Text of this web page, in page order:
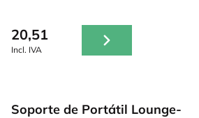
20,51
Incl. IVA
Soporte de Portátil Lounge-